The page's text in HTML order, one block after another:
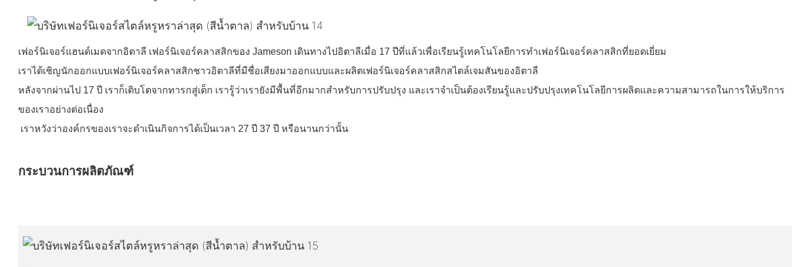
เฟอร์นิเจอร์แฮนด์เมดจากอิตาลี เฟอร์นิเจอร์คลาสสิกของ Jameson เดินทางไปอิตาลีเมื่อ 17 ปีที่แล้วเพื่อเรียนรู้เทคโนโลยีการทำเฟอร์นิเจอร์คลาสสิกที่ยอดเยี่ยม
เราได้เชิญนักออกแบบเฟอร์นิเจอร์คลาสสิกชาวอิตาลีที่มีชื่อเสียงมาออกแบบและผลิตเฟอร์นิเจอร์คลาสสิกสไตล์เจมสันของอิตาลี
หลังจากผ่านไป 17 ปี เราก็เติบโตจากทารกสู่เด็ก เรารู้ว่าเรายังมีพื้นที่อีกมากสำหรับการปรับปรุง และเราจำเป็นต้องเรียนรู้และปรับปรุงเทคโนโลยีการผลิตและความสามารถในการให้บริการ
ของเราอย่างต่อเนื่อง
เราหวังว่าองค์กรของเราจะดำเนินกิจการได้เป็นเวลา 27 ปี 37 ปี หรือนานกว่านั้น
กระบวนการผลิตภัณฑ์